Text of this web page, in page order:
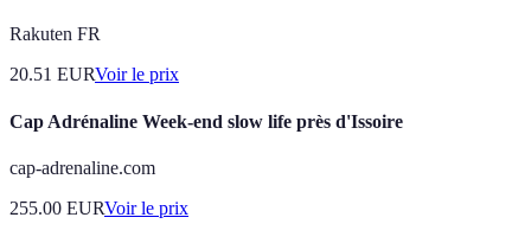
Rakuten FR
20.51 EURVoir le prix
Cap Adrénaline Week-end slow life près d'Issoire
cap-adrenaline.com
255.00 EURVoir le prix